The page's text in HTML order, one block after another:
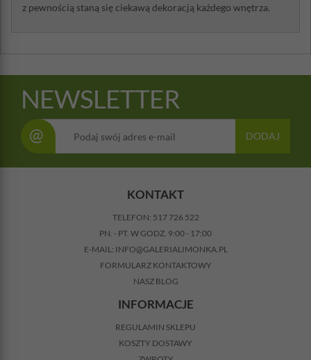
z pewnością staną się ciekawą dekoracją każdego wnętrza.
NEWSLETTER
@ DODAJ
KONTAKT
TELEFON: 517 726 522
PN. - PT. W GODZ. 9:00 - 17:00
E-MAIL: INFO@GALERIALIMONKA.PL
FORMULARZ KONTAKTOWY
NASZ BLOG
INFORMACJE
REGULAMIN SKLEPU
KOSZTY DOSTAWY